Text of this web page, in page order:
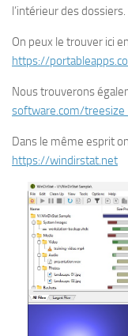
l’intérieur des dossiers.
On peux le trouver ici
https://
Nous trouverons
software.com/
Dans le même esprit
https://windirstat.net